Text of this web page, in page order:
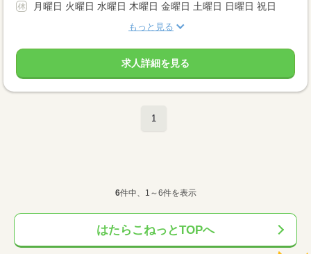
月曜日 火曜日 水曜日 木曜日 金曜日 土曜日 日曜日 祝日
もっと見る
求人詳細を見る
1
6件中、1～6件を表示
はたらこねっとTOPへ